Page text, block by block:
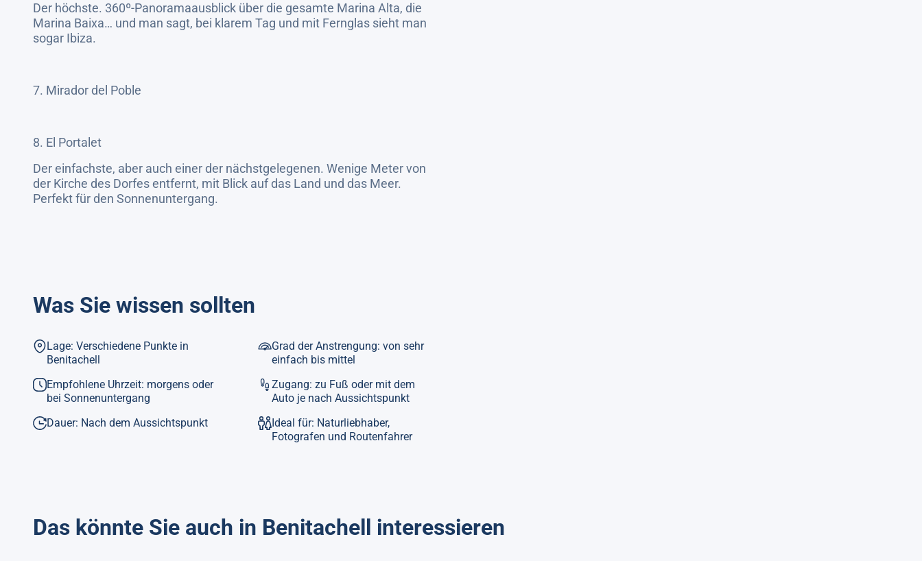
Der höchste. 360º-Panoramaausblick über die gesamte Marina Alta, die
Marina Baixa… und man sagt, bei klarem Tag und mit Fernglas sieht man
sogar Ibiza.
7. Mirador del Poble
8. El Portalet
Der einfachste, aber auch einer der nächstgelegenen. Wenige Meter von
der Kirche des Dorfes entfernt, mit Blick auf das Land und das Meer.
Perfekt für den Sonnenuntergang.
Was Sie wissen sollten
Lage: Verschiedene Punkte in
Benitachell
Empfohlene Uhrzeit: morgens oder
bei Sonnenuntergang
Dauer: Nach dem Aussichtspunkt
Grad der Anstrengung: von sehr
einfach bis mittel
Zugang: zu Fuß oder mit dem
Auto je nach Aussichtspunkt
Ideal für: Naturliebhaber,
Fotografen und Routenfahrer
Das könnte Sie auch in Benitachell interessieren